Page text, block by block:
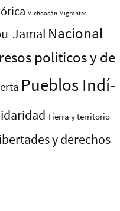
Michoacán Migrantes
Jamal Nacional
polí­ticos y de
Pueblos Indí­
Tierra y territorio
y derechos